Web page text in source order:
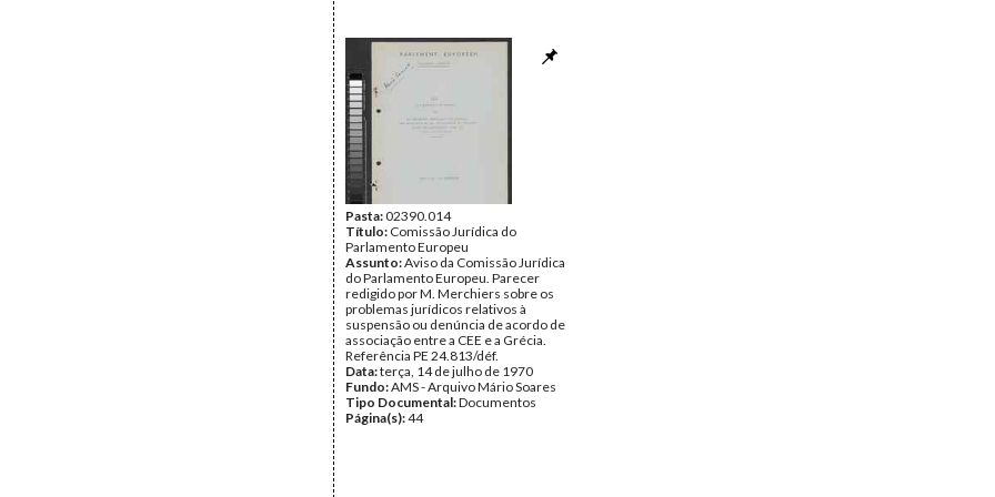
Pasta:02390.014
Título: Comissão Jurídica do
Parlamento Europeu
Assunto:Aviso da Comissão Jurídica
do Parlamento Europeu. Parecer
redigido por M. Merchiers sobre os
problemas jurídicos relativos à
suspensão ou denúncia de acordo de
associação entre a CEE e a Grécia.
Referência PE 24.813/déf.
Data:terça, 14 de julho de 1970
Fundo:AMS - Arquivo Mário Soares
Tipo Documental:Documentos
Página(s):44